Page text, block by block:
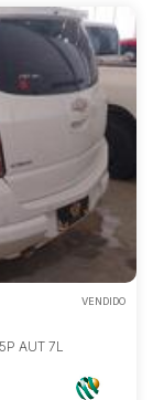
VENDIDO
AUT 7L